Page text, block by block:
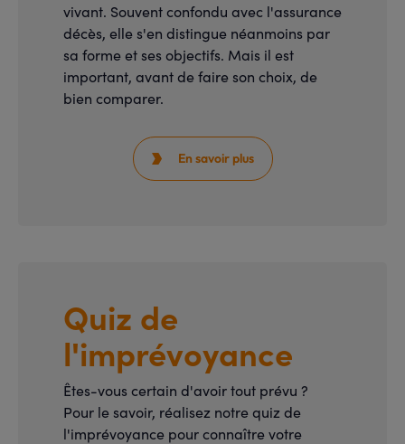
vivant. Souvent confondu avec l'assurance
décès, elle s'en distingue néanmoins par
sa forme et ses objectifs. Mais il est
important, avant de faire son choix, de
bien comparer.
 En savoir plus
Quiz de
l'imprévoyance
Êtes-vous certain d'avoir tout prévu ?
Pour le savoir, réalisez notre quiz de
l'imprévoyance pour connaître votre